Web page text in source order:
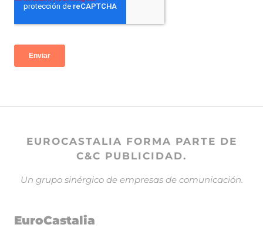
EUROCASTALIA FORMA PARTE DE
C&C PUBLICIDAD.
Un grupo sinérgico de empresas de comunicación.
EuroCastalia